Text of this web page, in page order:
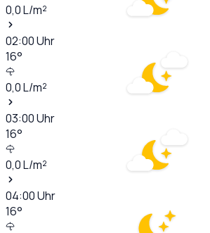
0,0L/m²
02:00Uhr
16°
0,0L/m²
03:00Uhr
16°
0,0L/m²
04:00Uhr
16°